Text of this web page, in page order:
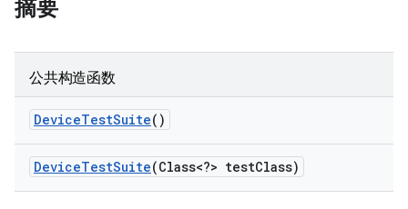
摘要
公共构造函数
DeviceTestSuite()
DeviceTestSuite(Class<?> testClass)